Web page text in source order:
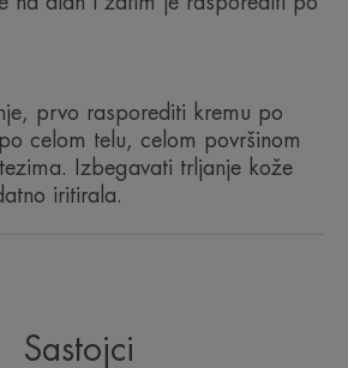
svraba, koja hrani i
kožu dok vraća
kože u ravnotežu.
prvo rasporediti kremu po
celom telu, celom površinom
Izbegavati trljanje kože
iritirala.
Sastojci